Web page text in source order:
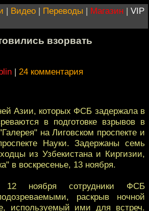
| Видео | Переводы | Магазин | VIP
взорвать
| 24 комментария
Азии, которых ФСБ задержала в
в подготовке взрывов в
на Лиговском проспекте и
Науки. Задержаны семь
из Узбекистана и Киргизии,
в воскресенье, 13 ноября.
12 ноября сотрудники ФСБ
раскрыв ночной
используемый ими для встреч.